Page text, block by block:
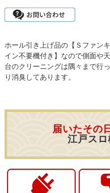
ホール引き上げ品の【Ｓファン
イン不要機付き】なので側面や
台のクリーニングは隅々まで行
り消臭してあります。
届いたその
江戸スロ